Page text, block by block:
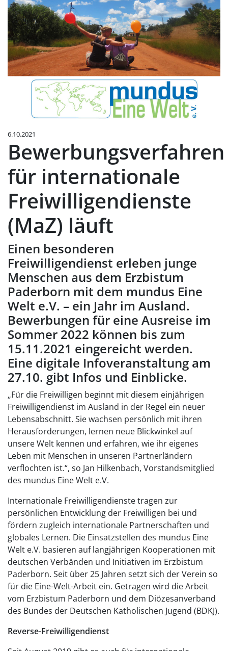
6.10.2021
Bewerbungsverfahren
für internationale
Freiwilligendienste
(MaZ) läuft
Einen besonderen
Freiwilligendienst erleben junge
Menschen aus dem Erzbistum
Paderborn mit dem mundus Eine
Welt e.V. – ein Jahr im Ausland.
Bewerbungen für eine Ausreise im
Sommer 2022 können bis zum
15.11.2021 eingereicht werden.
Eine digitale Infoveranstaltung am
27.10. gibt Infos und Einblicke.
„Für die Freiwilligen beginnt mit diesem einjährigen
Freiwilligendienst im Ausland in der Regel ein neuer
Lebensabschnitt. Sie wachsen persönlich mit ihren
Herausforderungen, lernen neue Blickwinkel auf
unsere Welt kennen und erfahren, wie ihr eigenes
Leben mit Menschen in unseren Partnerländern
verflochten ist.“, so Jan Hilkenbach, Vorstandsmitglied
des mundus Eine Welt e.V.
Internationale Freiwilligendienste tragen zur
persönlichen Entwicklung der Freiwilligen bei und
fördern zugleich internationale Partnerschaften und
globales Lernen. Die Einsatzstellen des mundus Eine
Welt e.V. basieren auf langjährigen Kooperationen mit
deutschen Verbänden und Initiativen im Erzbistum
Paderborn. Seit über 25 Jahren setzt sich der Verein so
für die Eine-Welt-Arbeit ein. Getragen wird die Arbeit
vom Erzbistum Paderborn und dem Diözesanverband
des Bundes der Deutschen Katholischen Jugend (BDKJ).
Reverse-Freiwilligendienst